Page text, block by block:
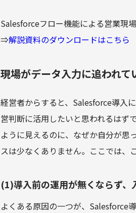
Salesforceフロー機能による営業現
⇒解説資料のダウンロードはこちら
現場がデータ入力に追われて
経営者からすると、Salesforce導入
営判断に活用したいと思われるはず
ように見えるのに、なぜか自分が思
スは少なくありません。ここでは、
(1)導入前の運用が無くならず、
よくある原因の一つが、Salesforce